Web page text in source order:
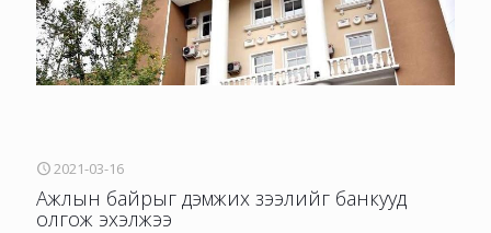
2021-03-16
Ажлын байрыг дэмжих зээлийг банкууд
олгож эхэлжээ